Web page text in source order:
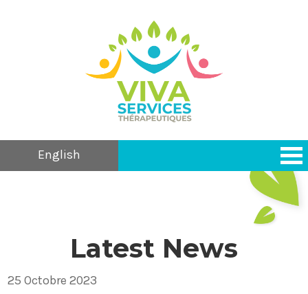
English
Latest News
25 Octobre 2023